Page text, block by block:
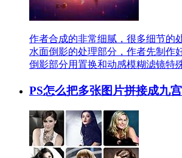
作者合成的非常细腻，很多细节的
水面倒影的处理部分，作者先制作
倒影部分用置换和动感模糊滤镜特
PS怎么把多张图片拼接成九